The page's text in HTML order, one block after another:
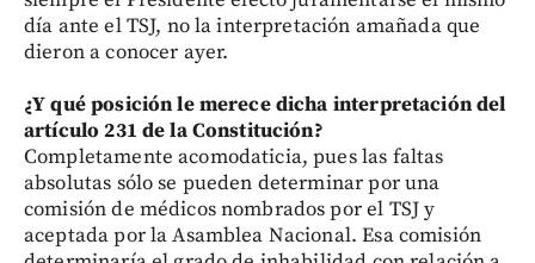
día ante el TSJ, no la interpretación amañada que
dieron a conocer ayer.
¿Y qué posición le merece dicha interpretación del
artículo 231 de la Constitución?
Completamente acomodaticia, pues las faltas
absolutas sólo se pueden determinar por una
comisión de médicos nombrados por el TSJ y
aceptada por la Asamblea Nacional. Esa comisión